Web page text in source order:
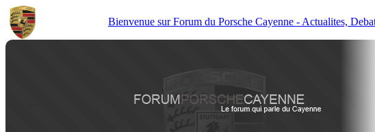
Bienvenue sur Forum du Porsche Cayenne - Actualites,